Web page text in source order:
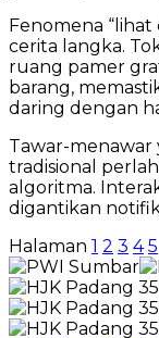
Fenomena
cerita langka.
ruang pamer
barang,
daring dengan
Tawar-
tradisional
algoritma.
digantikan
Halaman 1 2 3 4 5